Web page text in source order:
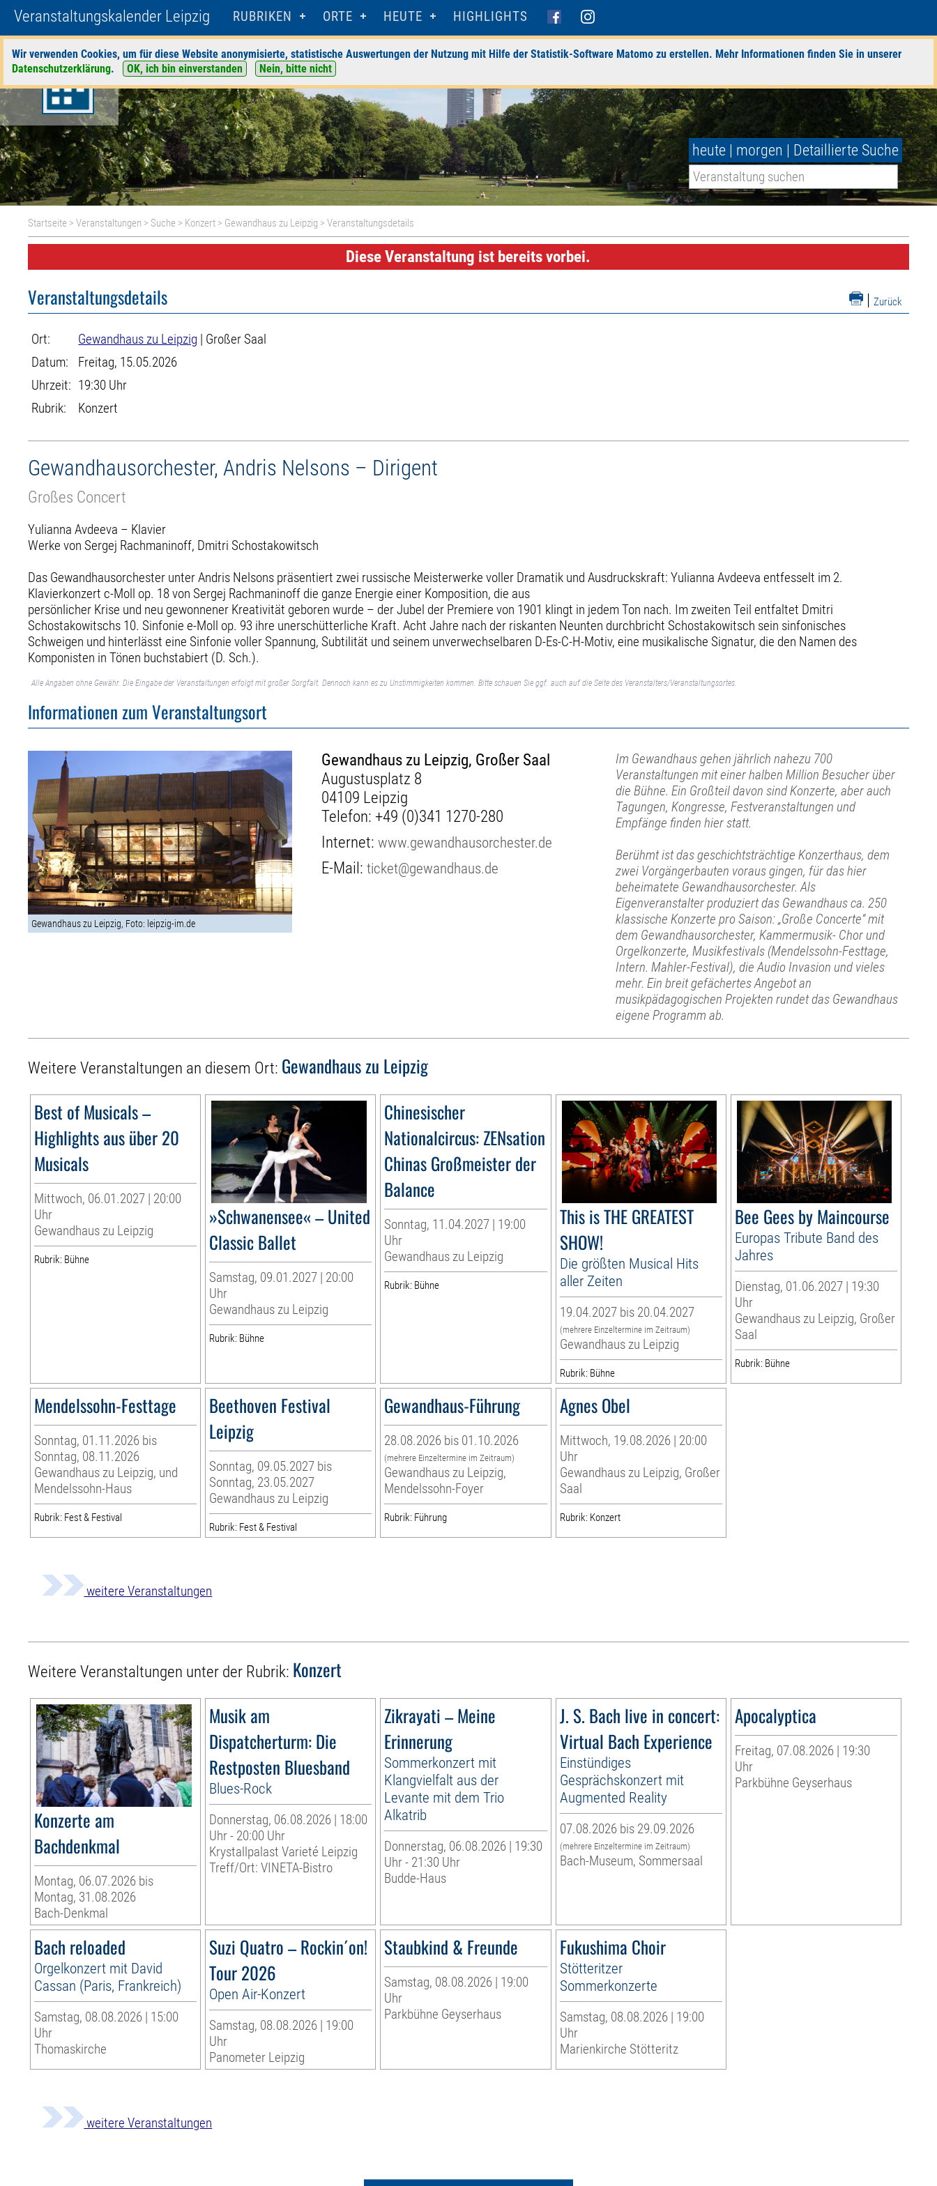
Veranstaltungskalender Leipzig RUBRIKEN ORTE HEUTE HIGHLIGHTS
Wir verwenden Cookies, um für diese Website anonymisierte, statistische Auswertungen der Nutzung mit Hilfe der Statistik-Software Matomo zu erstellen. Mehr Informationen finden Sie in unserer
Datenschutzerklärung. OK, ich bin einverstanden Nein, bitte nicht
heute | morgen | Detaillierte Suche
Startseite >Veranstaltungen > Suche > Konzert > Gewandhaus zu Leipzig > Veranstaltungsdetails
Diese Veranstaltung ist bereits vorbei.
| Zurück
Veranstaltungsdetails
Ort: Gewandhaus zu Leipzig | Großer Saal
Datum:
Freitag, 15.05.2026
Uhrzeit: 19:30 Uhr
Rubrik:
Konzert
Gewandhausorchester, Andris Nelsons – Dirigent
Großes Concert
Yulianna Avdeeva – Klavier
Werke von Sergej Rachmaninoff, Dmitri Schostakowitsch
Das Gewandhausorchester unter Andris Nelsons präsentiert zwei russische Meisterwerke voller Dramatik und Ausdruckskraft: Yulianna Avdeeva entfesselt im 2.
Klavierkonzert c-Moll op. 18 von Sergej Rachmaninoff die ganze Energie einer Komposition, die aus
persönlicher Krise und neu gewonnener Kreativität geboren wurde – der Jubel der Premiere von 1901 klingt in jedem Ton nach. Im zweiten Teil entfaltet Dmitri
Schostakowitschs 10. Sinfonie e-Moll op. 93 ihre unerschütterliche Kraft. Acht Jahre nach der riskanten Neunten durchbricht Schostakowitsch sein sinfonisches
Schweigen und hinterlässt eine Sinfonie voller Spannung, Subtilität und seinem unverwechselbaren D-Es-C-H-Motiv, eine musikalische Signatur, die den Namen des
Komponisten in Tönen buchstabiert (D. Sch.).
Alle Angaben ohne Gewähr. Die Eingabe der Veranstaltungen erfolgt mit großer Sorgfalt. Dennoch kann es zu Unstimmigkeiten kommen. Bitte schauen Sie ggf. auch auf die Seite des Veranstalters/Veranstaltungsortes.
Informationen zum Veranstaltungsort
Gewandhaus zu Leipzig, Foto: leipzig-im.de
Gewandhaus zu Leipzig, Großer Saal
Augustusplatz 8
04109 Leipzig
Telefon: +49 (0)341 1270-280
Internet:www.gewandhausorchester.de
E-Mail:ticket@gewandhaus.de
Im Gewandhaus gehen jährlich nahezu 700
Veranstaltungen mit einer halben Million Besucher über
die Bühne. Ein Großteil davon sind Konzerte, aber auch
Tagungen, Kongresse, Festveranstaltungen und
Empfänge finden hier statt.
Berühmt ist das geschichtsträchtige Konzerthaus, dem
zwei Vorgängerbauten voraus gingen, für das hier
beheimatete Gewandhausorchester. Als
Eigenveranstalter produziert das Gewandhaus ca. 250
klassische Konzerte pro Saison: „Große Concerte“ mit
dem Gewandhausorchester, Kammermusik- Chor und
Orgelkonzerte, Musikfestivals (Mendelssohn-Festtage,
Intern. Mahler-Festival), die Audio Invasion und vieles
mehr. Ein breit gefächertes Angebot an
musikpädagogischen Projekten rundet das Gewandhaus
eigene Programm ab.
Weitere Veranstaltungen an diesem Ort: Gewandhaus zu Leipzig
Best of Musicals –
Highlights aus über 20
Musicals
Mittwoch, 06.01.2027 | 20:00
Uhr
Gewandhaus zu Leipzig
Rubrik: Bühne
»Schwanensee« – United
Classic Ballet
Samstag, 09.01.2027 | 20:00
Uhr
Gewandhaus zu Leipzig
Rubrik: Bühne
Chinesischer
Nationalcircus: ZENsation
Chinas Großmeister der
Balance
Sonntag, 11.04.2027 | 19:00
Uhr
Gewandhaus zu Leipzig
Rubrik: Bühne
This is THE GREATEST
SHOW!
Die größten Musical Hits
aller Zeiten
19.04.2027 bis 20.04.2027
(mehrere Einzeltermine im Zeitraum)
Gewandhaus zu Leipzig
Rubrik: Bühne
Bee Gees by Maincourse
Europas Tribute Band des
Jahres
Dienstag, 01.06.2027 | 19:30
Uhr
Gewandhaus zu Leipzig, Großer
Saal
Rubrik: Bühne
Mendelssohn-Festtage
Sonntag, 01.11.2026 bis
Sonntag, 08.11.2026
Gewandhaus zu Leipzig, und
Mendelssohn-Haus
Rubrik: Fest & Festival
Beethoven Festival
Leipzig
Sonntag, 09.05.2027 bis
Sonntag, 23.05.2027
Gewandhaus zu Leipzig
Rubrik: Fest & Festival
Gewandhaus-Führung
28.08.2026 bis 01.10.2026
(mehrere Einzeltermine im Zeitraum)
Gewandhaus zu Leipzig,
Mendelssohn-Foyer
Rubrik: Führung
Agnes Obel
Mittwoch, 19.08.2026 | 20:00
Uhr
Gewandhaus zu Leipzig, Großer
Saal
Rubrik: Konzert
weitere Veranstaltungen
Weitere Veranstaltungen unter der Rubrik: Konzert
Konzerte am
Bachdenkmal
Montag, 06.07.2026 bis
Montag, 31.08.2026
Bach-Denkmal
Musik am
Dispatcherturm: Die
Restposten Bluesband
Blues-Rock
Donnerstag, 06.08.2026 | 18:00
Uhr - 20:00 Uhr
Krystallpalast Varieté Leipzig
Treff/Ort: VINETA-Bistro
Zikrayati – Meine
Erinnerung
Sommerkonzert mit
Klangvielfalt aus der
Levante mit dem Trio
Alkatrib
Donnerstag, 06.08.2026 | 19:30
Uhr - 21:30 Uhr
Budde-Haus
J. S. Bach live in concert:
Virtual Bach Experience
Einstündiges
Gesprächskonzert mit
Augmented Reality
07.08.2026 bis 29.09.2026
(mehrere Einzeltermine im Zeitraum)
Bach-Museum, Sommersaal
Apocalyptica
Freitag, 07.08.2026 | 19:30
Uhr
Parkbühne Geyserhaus
Bach reloaded
Orgelkonzert mit David
Cassan (Paris, Frankreich)
Samstag, 08.08.2026 | 15:00
Uhr
Thomaskirche
Suzi Quatro – Rockin´on!
Tour 2026
Open Air-Konzert
Samstag, 08.08.2026 | 19:00
Uhr
Panometer Leipzig
Staubkind & Freunde
Samstag, 08.08.2026 | 19:00
Uhr
Parkbühne Geyserhaus
Fukushima Choir
Stötteritzer
Sommerkonzerte
Samstag, 08.08.2026 | 19:00
Uhr
Marienkirche Stötteritz
weitere Veranstaltungen